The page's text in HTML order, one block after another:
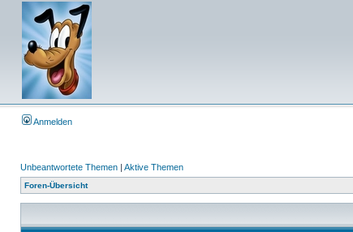
Anmelden
Unbeantwortete Themen | Aktive Themen
Foren-Übersicht